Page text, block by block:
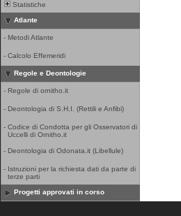
Statistiche
Atlante
- Metodi Atlante
- Calcolo Effemeridi
Regole e Deontologie
- Regole di ornitho.it
- Deontologia di S.H.I. (Rettili e Anfibi)
- Codice di Condotta per gli Osservatori di
Uccelli di Ornitho.it
- Deontologia di Odonata.it (Libellule)
- Istruzioni per la richiesta dati da parte di
terze parti
Progetti approvati in corso